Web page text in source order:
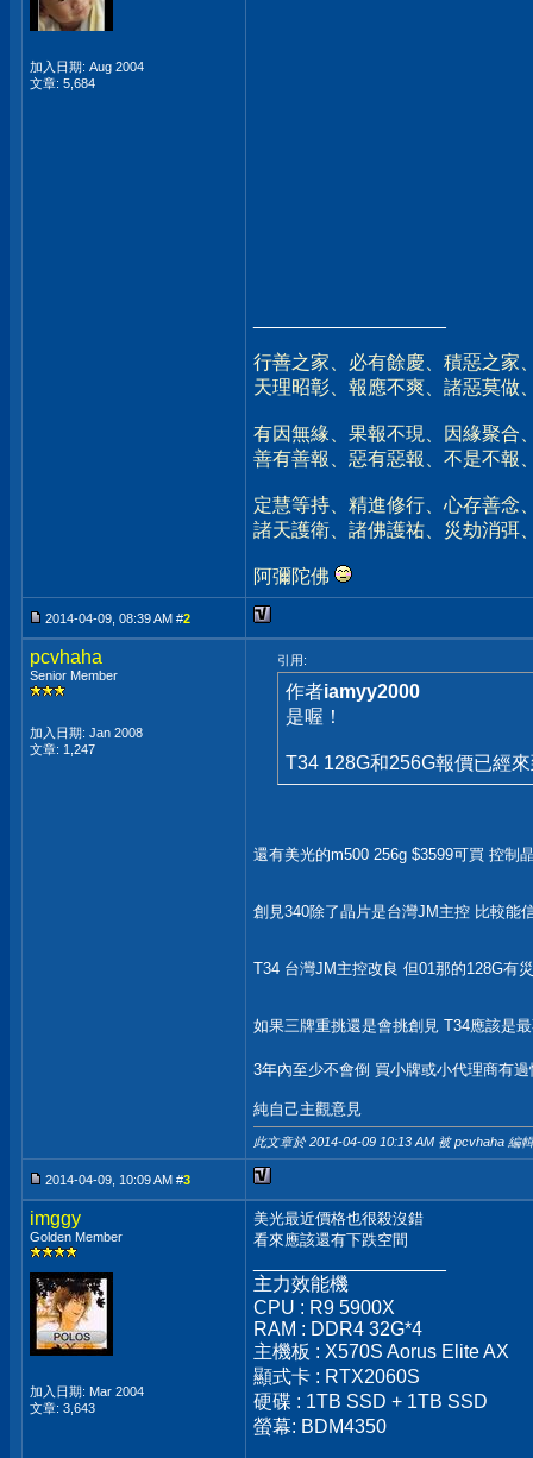
加入日期: Aug 2004
文章: 5,684
行善之家、必有餘慶、積惡之家
天理昭彰、報應不爽、諸惡莫做
有因無緣、果報不現、因緣聚合
善有善報、惡有惡報、不是不報
定慧等持、精進修行、心存善念
諸天護衛、諸佛護祐、災劫消弭
阿彌陀佛
2014-04-09, 08:39 AM #2
pcvhaha
Senior Member
加入日期: Jan 2008
文章: 1,247
引用:
作者iamyy2000
是喔！
T34 128G和256G報價已經
還有美光的m500 256g $3599可買 控制
創見340除了晶片是台灣JM主控 比較能
T34 台灣JM主控改良 但01那的128G有
如果三牌重挑還是會挑創見 T34應該是
3年內至少不會倒 買小牌或小代理商有
純自己主觀意見
此文章於 2014-04-09 10:13 AM 被 pcvhaha 編
2014-04-09, 10:09 AM #3
imggy
Golden Member
加入日期: Mar 2004
文章: 3,643
美光最近價格也很殺沒錯
看來應該還有下跌空間
主力效能機
CPU : R9 5900X
RAM : DDR4 32G*4
主機板 : X570S Aorus Elite AX
顯式卡 : RTX2060S
硬碟 : 1TB SSD + 1TB SSD
螢幕: BDM4350